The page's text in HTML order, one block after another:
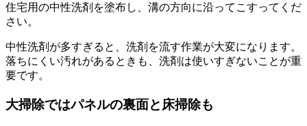
住宅用の中性洗剤を塗布し、溝の方向に沿ってこすってくだ
さい。
中性洗剤が多すぎると、洗剤を流す作業が大変になります。
落ちにくい汚れがあるときも、洗剤は使いすぎないことが重
要です。
大掃除ではパネルの裏面と床掃除も